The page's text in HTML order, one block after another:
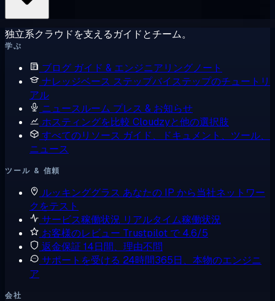
独立系クラウドを支えるガイドとチーム。
学ぶ
ブログ ガイド & エンジニアリングノート
ナレッジベース ステップバイステップのチュートリ
アル
ニュースルーム プレス & お知らせ
ホスティングを比較 Cloudzyと他の選択肢
すべてのリソース ガイド、ドキュメント、ツール、
ニュース
ツール & 信頼
ルッキンググラス あなたの IP から当社ネットワー
クをテスト
サービス稼働状況 リアルタイム稼働状況
お客様のレビュー Trustpilot で 4.6/5
返金保証 14日間、理由不問
サポートを受ける 24時間365日、本物のエンジニ
ア
会社